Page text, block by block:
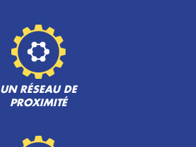
UN RÉSEAU DE
PROXIMITÉ